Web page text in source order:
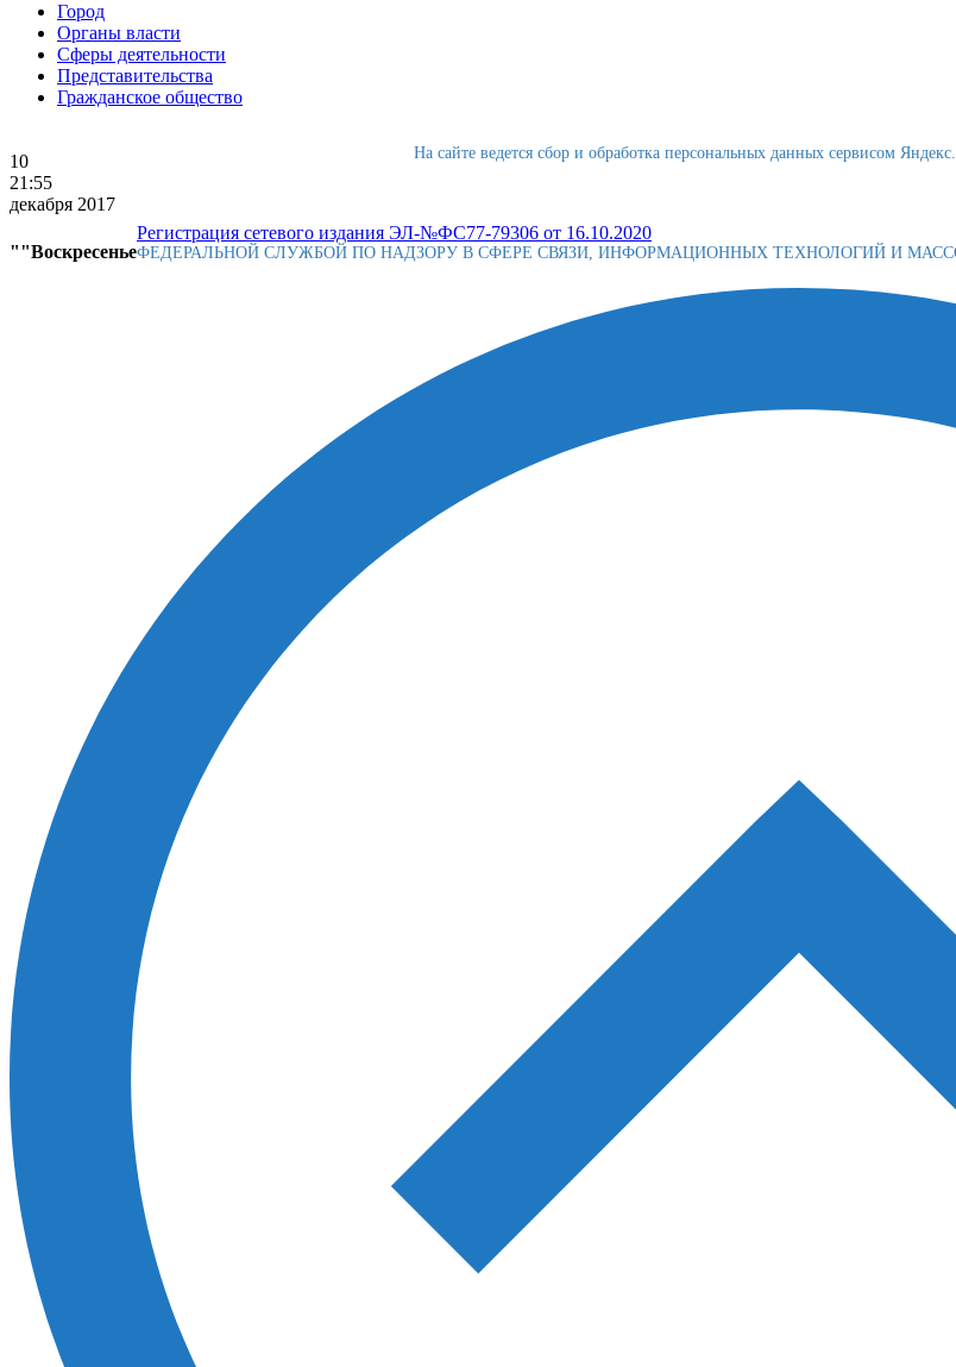
Город
Органы власти
Сферы деятельности
Представительства
Гражданское общество
10
21:55
декабря 2017
""Воскресенье
На сайте ведется сбор и обработка персональных данных сервисом
Регистрация сетевого издания ЭЛ-№ФС77-79306 от 16.10.2020
ФЕДЕРАЛЬНОЙ СЛУЖБОЙ ПО НАДЗОРУ В СФЕРЕ СВЯЗИ, ИНФОРМАЦИОННЫХ ТЕХНОЛОГИЙ И